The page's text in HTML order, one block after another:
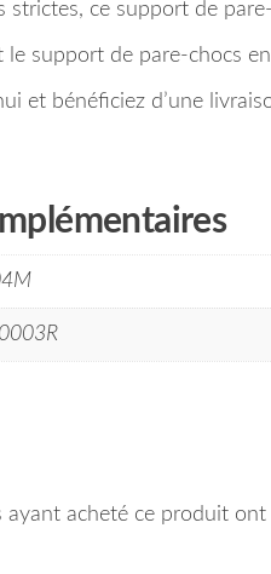
strictes, ce support de
le support de pare-chocs
et bénéficiez d’une
ayant acheté ce produit